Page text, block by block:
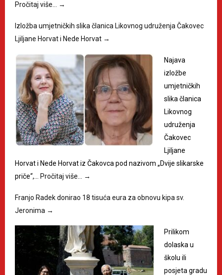
Pročitaj više… →
Izložba umjetničkih slika članica Likovnog udruženja Čakovec
Ljiljane Horvat i Nede Horvat →
Najava
izložbe
umjetničkih
slika članica
Likovnog
udruženja
Čakovec
Ljiljane
Horvat i Nede Horvat iz Čakovca pod nazivom „Dvije slikarske
priče“,…
Pročitaj više… →
Franjo Radek donirao 18 tisuća eura za obnovu kipa sv.
Jeronima →
Prilikom
dolaska u
školu ili
posjeta gradu